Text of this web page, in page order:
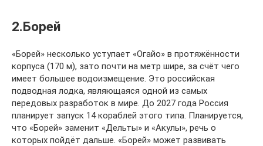
2.Борей
«Борей» несколько уступает «Огайо» в протяжённости
корпуса (170 м), зато почти на метр шире, за счёт чего
имеет большее водоизмещение. Это российская
подводная лодка, являющаяся одной из самых
передовых разработок в мире. До 2027 года Россия
планирует запуск 14 кораблей этого типа. Планируется,
что «Борей» заменит «Дельты» и «Акулы», речь о
которых пойдёт дальше. «Борей» может развивать